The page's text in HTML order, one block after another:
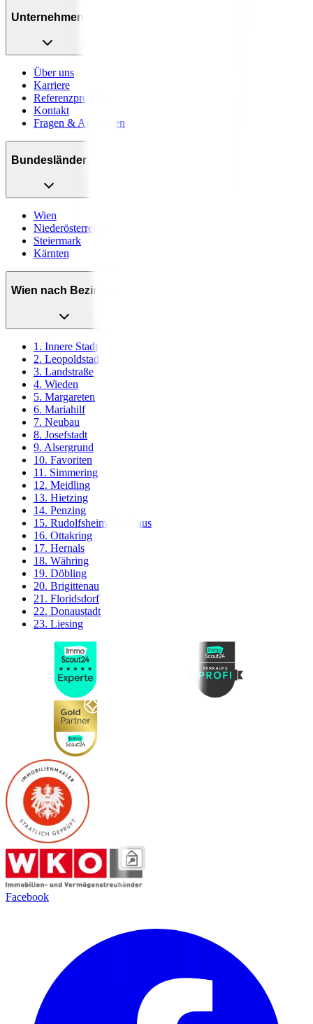
Unternehmen
Über uns
Karriere
Referenzprojekte
Kontakt
Fragen & Antworten
Bundesländer
Wien
Niederösterreich
Steiermark
Kärnten
Wien nach Bezirken
1. Innere Stadt
2. Leopoldstadt
3. Landstraße
4. Wieden
5. Margareten
6. Mariahilf
7. Neubau
8. Josefstadt
9. Alsergrund
10. Favoriten
11. Simmering
12. Meidling
13. Hietzing
14. Penzing
15. Rudolfsheim-Fünfhaus
16. Ottakring
17. Hernals
18. Währing
19. Döbling
20. Brigittenau
21. Floridsdorf
22. Donaustadt
23. Liesing
Facebook